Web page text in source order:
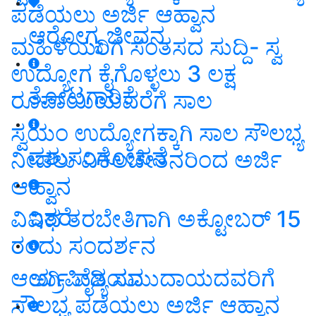
ಆರೋಗ್ಯ ಜೀವನ
ತೋಟಗಾರಿಕೆ
ಪಶುಸಂಗೋಪನೆ
ಇತರೆ
ಅಗ್ರಿಪೀಡಿಯಾ
ಪಡೆಯಲು ಅರ್ಜಿ ಆಹ್ವಾನ
ಮಹಿಳೆಯರಿಗೆ ಸಂತಸದ ಸುದ್ದಿ- ಸ್ವ
ಉದ್ಯೋಗ ಕೈಗೊಳ್ಳಲು 3 ಲಕ್ಷ
ರೂಪಾಯಿಯವರೆಗೆ ಸಾಲ
ಸ್ವಯಂ ಉದ್ಯೋಗಕ್ಕಾಗಿ ಸಾಲ ಸೌಲಭ್ಯ
ನೀಡಲು ವಿಕಲಚೇತನರಿಂದ ಅರ್ಜಿ
ಆಹ್ವಾನ
ವಿವಿಧ ತರಬೇತಿಗಾಗಿ ಅಕ್ಟೋಬರ್ 15
ರಂದು ಸಂದರ್ಶನ
ಆರ್ಯ ವೈಶ್ಯ ಸಮುದಾಯದವರಿಗೆ
ಸೌಲಭ್ಯ ಪಡೆಯಲು ಅರ್ಜಿ ಆಹ್ವಾನ